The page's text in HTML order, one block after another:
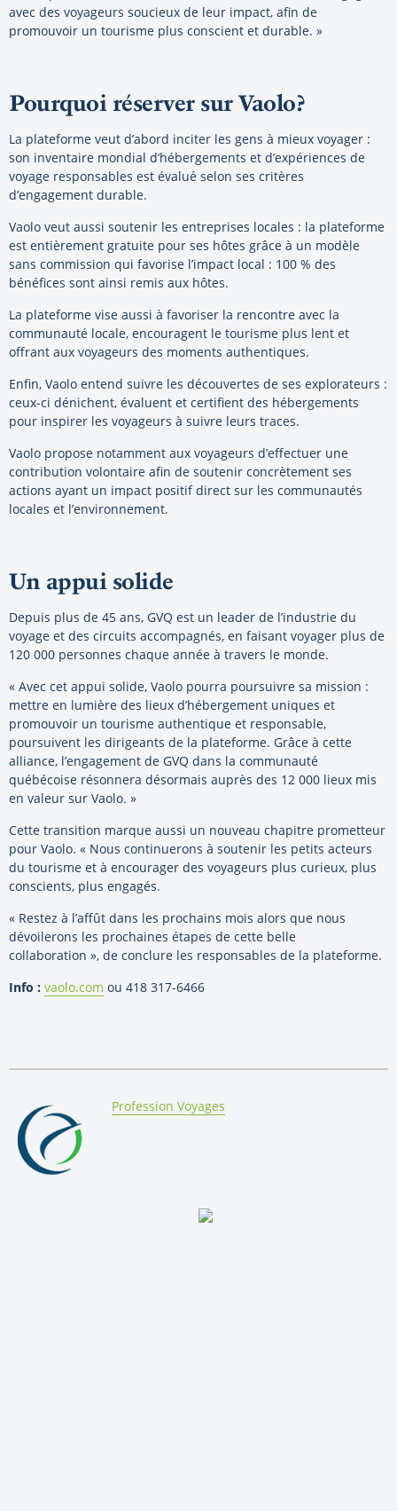
avec des voyageurs soucieux de leur impact, afin de
promouvoir un tourisme plus conscient et durable. »
Pourquoi réserver sur Vaolo?
La plateforme veut d’abord inciter les gens à mieux voyager :
son inventaire mondial d’hébergements et d’expériences de
voyage responsables est évalué selon ses critères
d’engagement durable.
Vaolo veut aussi soutenir les entreprises locales : la plateforme
est entièrement gratuite pour ses hôtes grâce à un modèle
sans commission qui favorise l’impact local : 100 % des
bénéfices sont ainsi remis aux hôtes.
La plateforme vise aussi à favoriser la rencontre avec la
communauté locale, encouragent le tourisme plus lent et
offrant aux voyageurs des moments authentiques.
Enfin, Vaolo entend suivre les découvertes de ses explorateurs :
ceux-ci dénichent, évaluent et certifient des hébergements
pour inspirer les voyageurs à suivre leurs traces.
Vaolo propose notamment aux voyageurs d’effectuer une
contribution volontaire afin de soutenir concrètement ses
actions ayant un impact positif direct sur les communautés
locales et l’environnement.
Un appui solide
Depuis plus de 45 ans, GVQ est un leader de l’industrie du
voyage et des circuits accompagnés, en faisant voyager plus de
120 000 personnes chaque année à travers le monde.
« Avec cet appui solide, Vaolo pourra poursuivre sa mission :
mettre en lumière des lieux d’hébergement uniques et
promouvoir un tourisme authentique et responsable,
poursuivent les dirigeants de la plateforme. Grâce à cette
alliance, l’engagement de GVQ dans la communauté
québécoise résonnera désormais auprès des 12 000 lieux mis
en valeur sur Vaolo. »
Cette transition marque aussi un nouveau chapitre prometteur
pour Vaolo. « Nous continuerons à soutenir les petits acteurs
du tourisme et à encourager des voyageurs plus curieux, plus
conscients, plus engagés.
« Restez à l’affût dans les prochains mois alors que nous
dévoilerons les prochaines étapes de cette belle
collaboration », de conclure les responsables de la plateforme.
Info : vaolo.com ou 418 317-6466
By:
Profession Voyages